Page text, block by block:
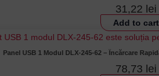
31,22 lei
Add to cart
Panel USB 1 Modul DLX-245-62 – Încărcare
78,73 lei